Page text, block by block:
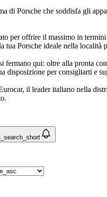
di Porsche che soddisfa gli
per offrire il massimo in
tua Porsche ideale nella località
fermano qui: oltre alla pronta
disposizione per consigliarti e
il leader italiano nella